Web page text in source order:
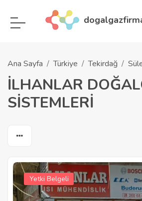
Ana Sayfa Türkiye Tekirdağ
İLHANLAR
SİSTEMLERİ
Yetki Belgeli